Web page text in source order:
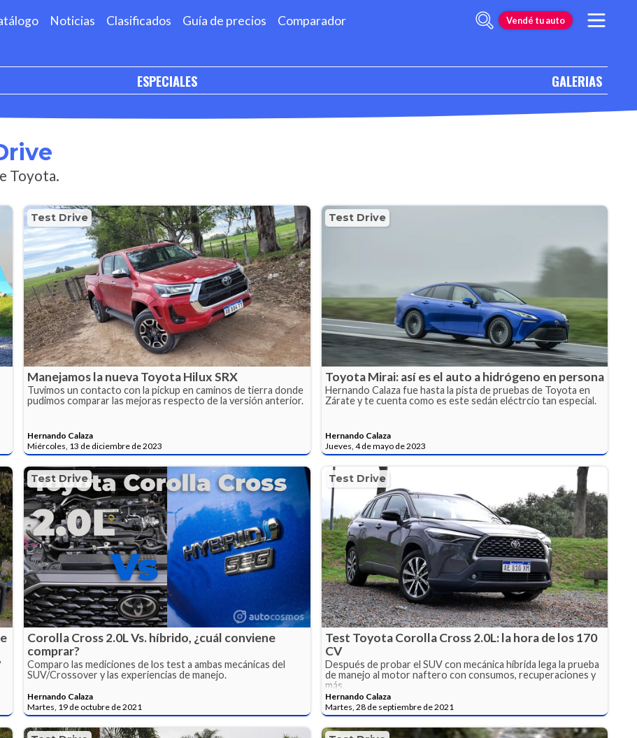
Noticias Clasificados Guía de precios Comparador Vendé tu auto
ESPECIALES GALERIAS
Toyota.
Test Drive
Manejamos la nueva Toyota Hilux SRX
Tuvimos un contacto con la pickup en caminos de tierra donde
pudimos comparar las mejoras respecto de la versión anterior.
Hernando Calaza
Miércoles, 13 de diciembre de 2023
Test Drive
Toyota Mirai: así es el auto a hidrógeno en persona
Hernando Calaza fue hasta la pista de pruebas de Toyota en
Zárate y te cuenta como es este sedán eléctrcio tan especial.
Hernando Calaza
Jueves, 4 de mayo de 2023
Test Drive
Corolla Cross 2.0L Vs. híbrido, ¿cuál conviene
comprar?
Comparo las mediciones de los test a ambas mecánicas del
SUV/Crossover y las experiencias de manejo.
Hernando Calaza
Martes, 19 de octubre de 2021
Test Drive
Test Toyota Corolla Cross 2.0L: la hora de los 170
CV
Después de probar el SUV con mecánica híbrida lega la prueba
de manejo al motor naftero con consumos, recuperaciones y
más.
Hernando Calaza
Martes, 28 de septiembre de 2021